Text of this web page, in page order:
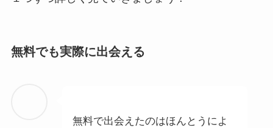
無料でも実際に出会える
無料で出会えたのはほんとうによ